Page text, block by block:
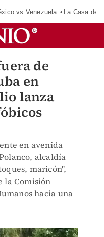
vs Venezuela La Casa de
de
en
lanza
en avenida
alcaldía
maricón",
la Comisión
hacia una